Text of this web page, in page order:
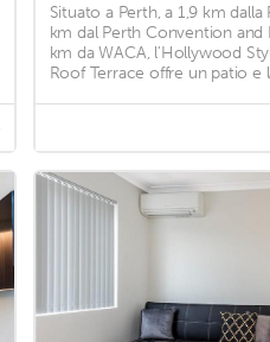
Situato a Perth, a 1,9 km
km dal Perth Convention and
km da WACA, l'Hollywood
Roof Terrace offre un patio e